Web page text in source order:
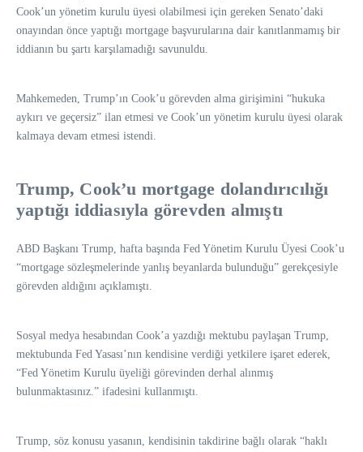
Cook’un yönetim kurulu üyesi olabilmesi için gereken Senato’daki
onayından önce yaptığı mortgage başvurularına dair kanıtlanmamış bir
iddianın bu şartı karşılamadığı savunuldu.
Mahkemeden, Trump’ın Cook’u görevden alma girişimini “hukuka
aykırı ve geçersiz” ilan etmesi ve Cook’un yönetim kurulu üyesi olarak
kalmaya devam etmesi istendi.
Trump, Cook’u mortgage dolandırıcılığı
yaptığı iddiasıyla görevden almıştı
ABD Başkanı Trump, hafta başında Fed Yönetim Kurulu Üyesi Cook’u
“mortgage sözleşmelerinde yanlış beyanlarda bulunduğu” gerekçesiyle
görevden aldığını açıklamıştı.
Sosyal medya hesabından Cook’a yazdığı mektubu paylaşan Trump,
mektubunda Fed Yasası’nın kendisine verdiği yetkilere işaret ederek,
“Fed Yönetim Kurulu üyeliği görevinden derhal alınmış
bulunmaktasınız.” ifadesini kullanmıştı.
Trump, söz konusu yasanın, kendisinin takdirine bağlı olarak “haklı